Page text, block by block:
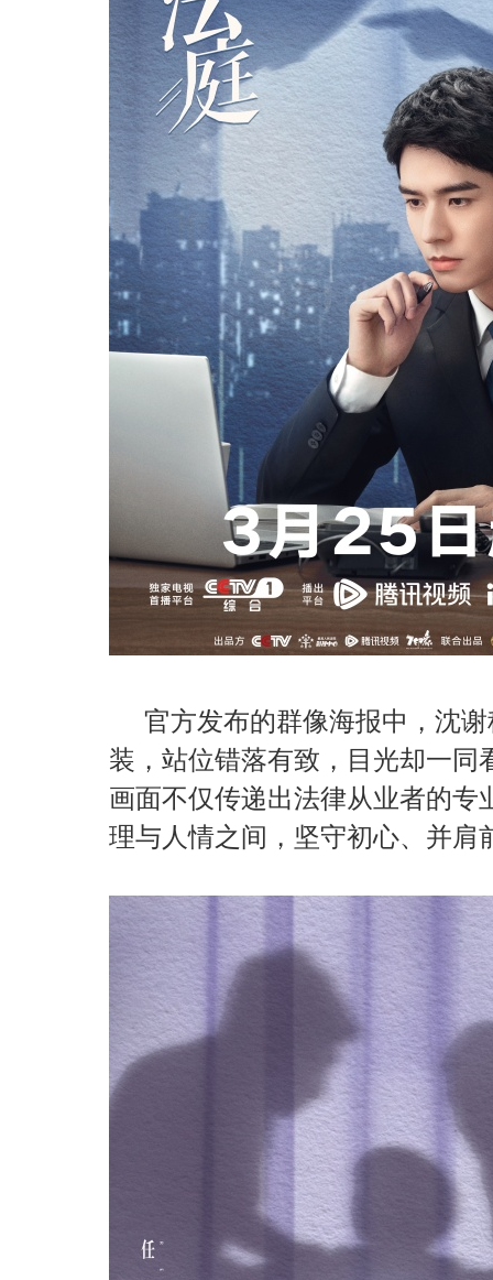
官方发布的群像海报中，沈
装，站位错落有致，目光却一
画面不仅传递出法律从业者的专
理与人情之间，坚守初心、并肩